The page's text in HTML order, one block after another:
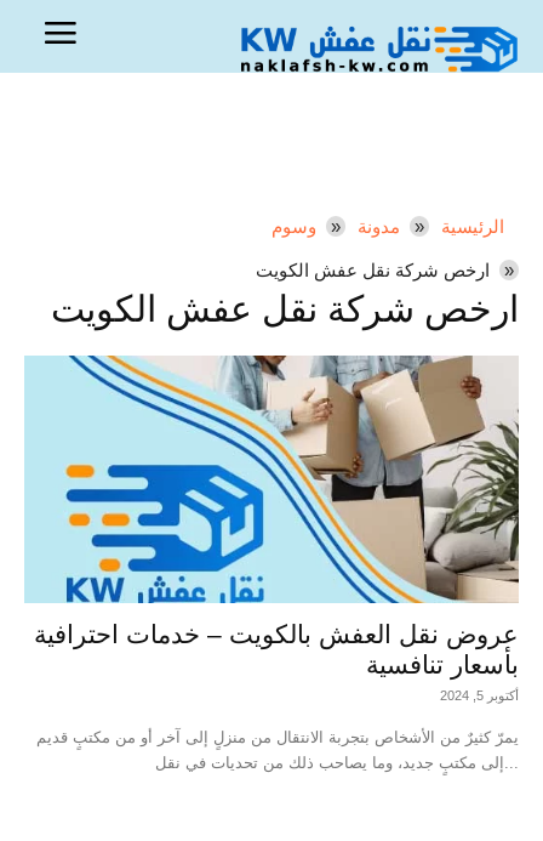
الرئيسية مدونة وسوم
ارخص شركة نقل عفش الكويت
ارخص شركة نقل عفش الكويت
عروض نقل العفش بالكويت – خدمات احترافية
بأسعار تنافسية
أكتوبر 5, 2024
يمرّ كثيرٌ من الأشخاص بتجربة الانتقال من منزلٍ إلى آخر أو من مكتبٍ قديم
إلى مكتبٍ جديد، وما يصاحب ذلك من تحديات في نقل...